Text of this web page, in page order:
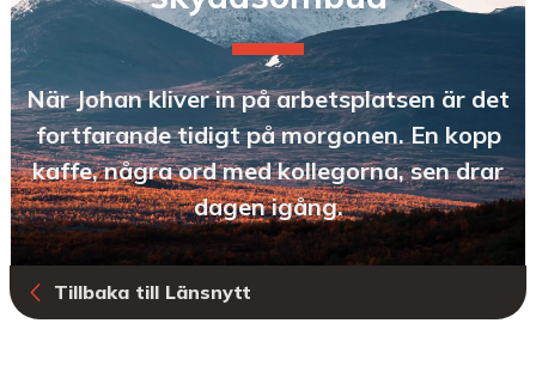
När Johan kliver in på arbetsplatsen är det
fortfarande tidigt på morgonen. En kopp
kaffe, några ord med kollegorna, sen drar
dagen igång.
Tillbaka till Länsnytt